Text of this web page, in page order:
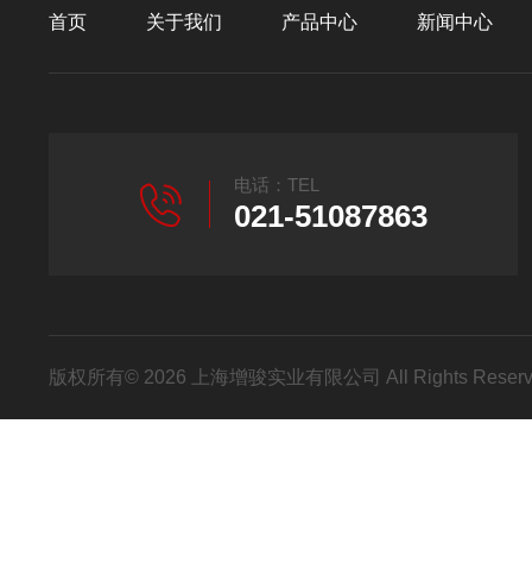
首页 关于我们 产品中心 新闻中心
电话：TEL
021-51087863
版权所有© 2026 上海增骏实业有限公司 All Rights